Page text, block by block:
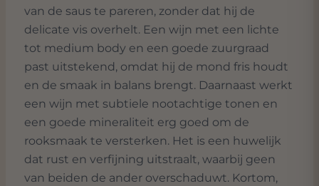
van de saus te pareren, zonder dat hij de
delicate vis overhelt. Een wijn met een lichte
tot medium body en een goede zuurgraad
past uitstekend, omdat hij de mond fris houdt
en de smaak in balans brengt. Daarnaast werkt
een wijn met subtiele nootachtige tonen en
een goede mineraliteit erg goed om de
rooksmaak te versterken. Het is een huwelijk
dat rust en verfijning uitstraalt, waarbij geen
van beiden de ander overschaduwt. Kortom,